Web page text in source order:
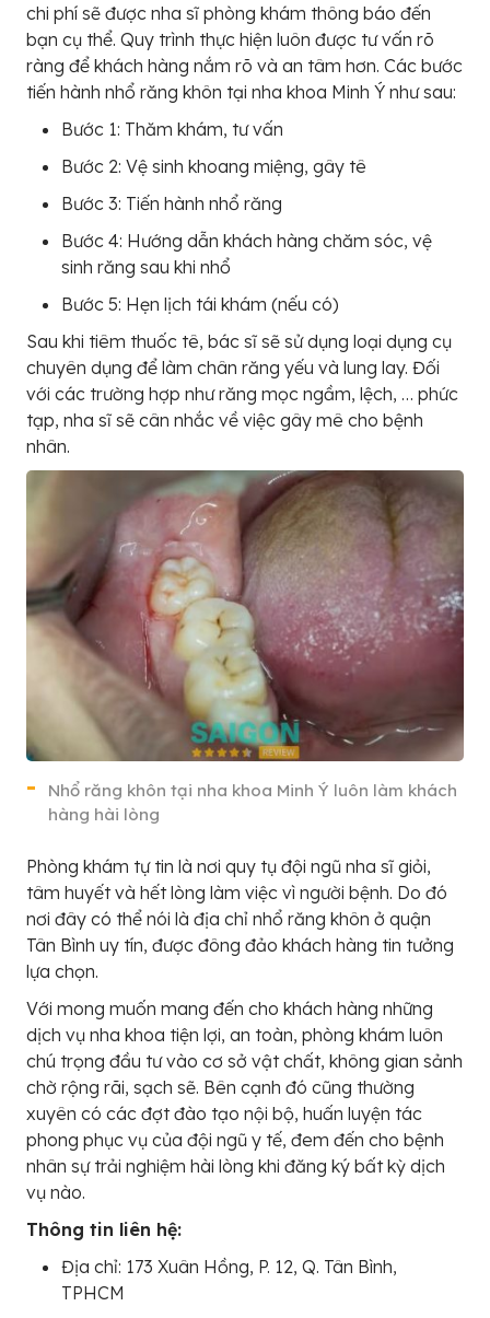
chi phí sẽ được nha sĩ phòng khám thông báo đến
bạn cụ thể. Quy trình thực hiện luôn được tư vấn rõ
ràng để khách hàng nắm rõ và an tâm hơn. Các bước
tiến hành nhổ răng khôn tại nha khoa Minh Ý như sau:
Bước 1: Thăm khám, tư vấn
Bước 2: Vệ sinh khoang miệng, gây tê
Bước 3: Tiến hành nhổ răng
Bước 4: Hướng dẫn khách hàng chăm sóc, vệ
sinh răng sau khi nhổ
Bước 5: Hẹn lịch tái khám (nếu có)
Sau khi tiêm thuốc tê, bác sĩ sẽ sử dụng loại dụng cụ
chuyên dụng để làm chân răng yếu và lung lay. Đối
với các trường hợp như răng mọc ngầm, lệch, … phức
tạp, nha sĩ sẽ cân nhắc về việc gây mê cho bệnh
nhân.
Nhổ răng khôn tại nha khoa Minh Ý luôn làm khách
hàng hài lòng
Phòng khám tự tin là nơi quy tụ đội ngũ nha sĩ giỏi,
tâm huyết và hết lòng làm việc vì người bệnh. Do đó
nơi đây có thể nói là địa chỉ nhổ răng khôn ở quận
Tân Bình uy tín, được đông đảo khách hàng tin tưởng
lựa chọn.
Với mong muốn mang đến cho khách hàng những
dịch vụ nha khoa tiện lợi, an toàn, phòng khám luôn
chú trọng đầu tư vào cơ sở vật chất, không gian sảnh
chờ rộng rãi, sạch sẽ. Bên cạnh đó cũng thường
xuyên có các đợt đào tạo nội bộ, huấn luyện tác
phong phục vụ của đội ngũ y tế, đem đến cho bệnh
nhân sự trải nghiệm hài lòng khi đăng ký bất kỳ dịch
vụ nào.
Thông tin liên hệ:
Địa chỉ: 173 Xuân Hồng, P. 12, Q. Tân Bình,
TPHCM